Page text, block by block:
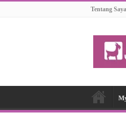
Tentang Saya